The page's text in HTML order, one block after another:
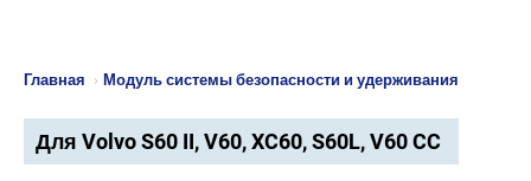
Главная › Модуль системы безопасности и удерживания
Для Volvo S60 II, V60, XC60, S60L, V60 CC